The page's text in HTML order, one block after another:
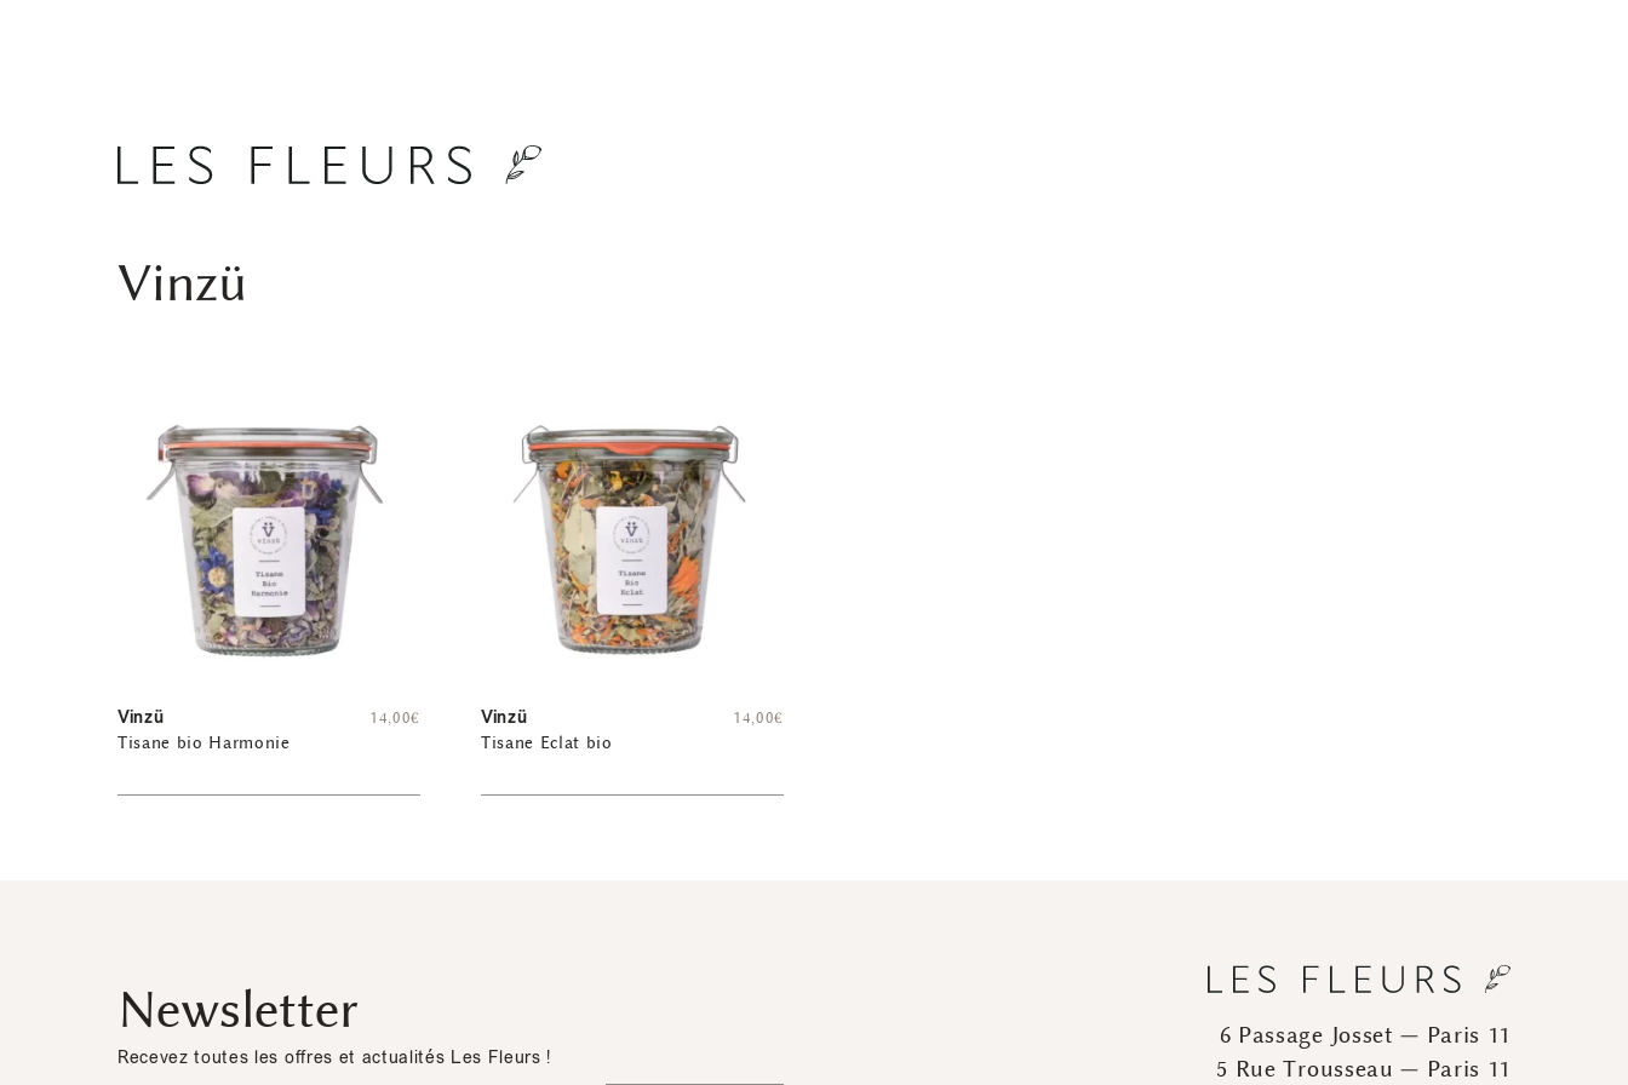
Vinzü
Vinzü
Tisane bio Harmonie
14,00€ Vinzü
Tisane Eclat bio
14,00€
Newsletter
Recevez toutes les offres et actualités Les Fleurs !
6 Passage Josset — Paris 11
5 Rue Trousseau — Paris 11